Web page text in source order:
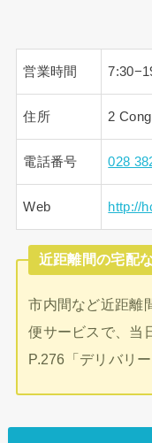
営業時間
住所 2
電話番号 028
Web http://
近距離間の宅配
市内間など近距離
便サービスで、当
P.276「デリバリ